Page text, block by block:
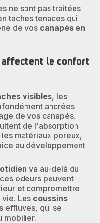
ne sont pas traitées
taches tenaces qui
de vos canapés en
affectent le confort
visibles, les
ancrées
de vos canapés.
de l'absorption
matériaux poreux,
au développement
va au-delà du
odeurs peuvent
et compromettre
Les coussins
effluves, qui se
mobilier.